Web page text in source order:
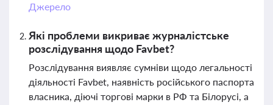
Джерело
Які проблеми викриває журналістське
розслідування щодо Favbet?
Розслідування виявляє сумніви щодо легальності
діяльності Favbet, наявність російського паспорта
власника, діючі торгові марки в РФ та Білорусі, а